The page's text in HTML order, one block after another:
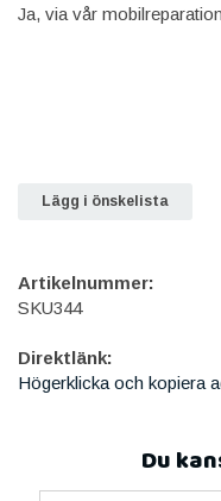
Ja, via vår
Lägg i önskelista
Artikelnummer:
SKU344
Direktlänk:
Högerklicka och kopiera
Du